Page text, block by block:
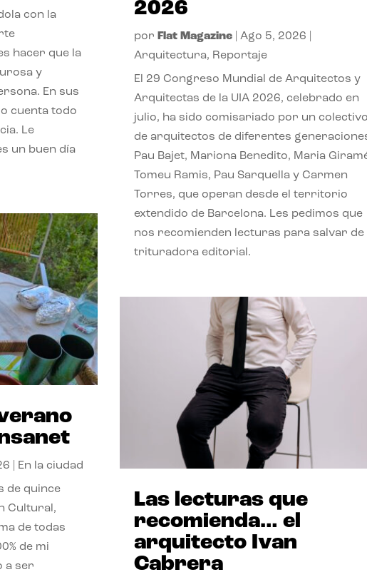
con la
hacer que la
y
En sus
cuenta todo
Le
un buen día
En la ciudad
de quince
Cultural,
de todas
de mi
a ser
2026
por Flat Magazine| Ago 5, 2026
Arquitectura, Reportaje
El 29 Congreso Mundial de Arquitectos y
Arquitectas de la UIA 2026, celebrado en
julio, ha sido comisariado por un
de arquitectos de diferentes
Pau Bajet, Mariona Benedito, Maria
Tomeu Ramis, Pau Sarquella y Carmen
Torres, que operan desde el territorio
extendido de Barcelona. Les pedimos que
nos recomienden lecturas para salvar de
trituradora editorial.
Las lecturas que
recomienda… el
arquitecto Ivan
Cabrera